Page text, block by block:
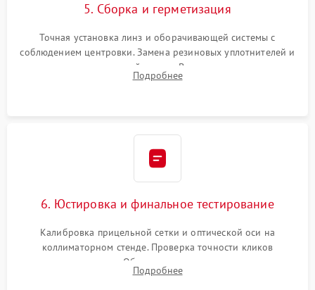
5. Сборка и герметизация
Точная установка линз и оборачивающей системы с
соблюдением центровки. Замена резиновых уплотнителей и
нанесение влагозащитной смазки. Вакуумирование корпуса
и заполнение его осушенным азотом или аргоном для
Подробнее
6. Юстировка и финальное тестирование
Калибровка прицельной сетки и оптической оси на
коллиматорном стенде. Проверка точности кликов
механизма поправок. Обязательное испытание прицела на
ударном стенде для проверки устойчивости к отдаче и
Подробнее